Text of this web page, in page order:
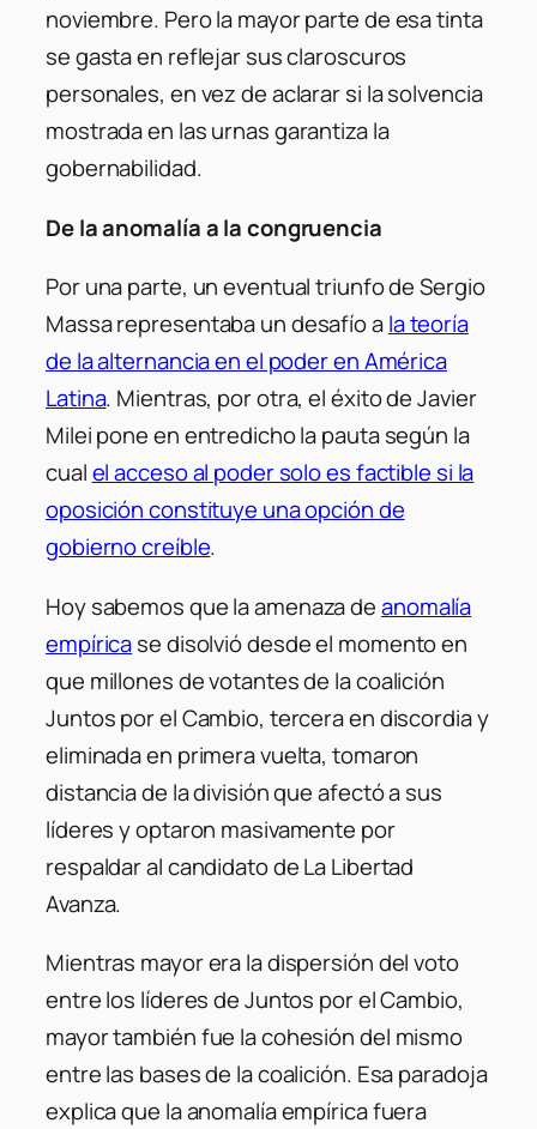
noviembre. Pero la mayor parte de esa tinta
se gasta en reflejar sus claroscuros
personales, en vez de aclarar si la solvencia
mostrada en las urnas garantiza la
gobernabilidad.
De la anomalía a la congruencia
Por una parte, un eventual triunfo de Sergio
Massa representaba un desafío ala teoría
de la alternancia en el poder en América
Latina. Mientras, por otra, el éxito de Javier
Milei pone en entredicho la pauta según la
cualel acceso al poder solo es factible si la
oposición constituye una opción de
gobierno creíble.
Hoy sabemos que la amenaza deanomalía
empíricase disolvió desde el momento en
que millones de votantes de la coalición
Juntos por el Cambio, tercera en discordia y
eliminada en primera vuelta, tomaron
distancia de la división que afectó a sus
líderes y optaron masivamente por
respaldar al candidato de La Libertad
Avanza.
Mientras mayor era la dispersión del voto
entre los líderes de Juntos por el Cambio,
mayor también fue la cohesión del mismo
entre las bases de la coalición. Esa paradoja
explica que la anomalía empírica fuera